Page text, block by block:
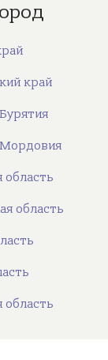
край
Мордовия
область
область
область